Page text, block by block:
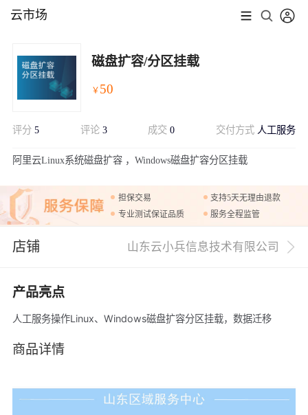
云市场
磁盘扩容/分区挂载
￥ 50
评分 5 评论 3 成交0 交付方式 人工服务
阿里云Linux系统磁盘扩容 ，Windows磁盘扩容分区挂载
担保交易
支持5天无理由退款
专业测试保证品质
服务全程监管
店铺 山东云小兵信息技术有限公司
产品亮点
人工服务操作Linux、Windows磁盘扩容分区挂载，数据迁移
商品详情